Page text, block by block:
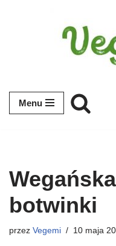
Menu
botwinki
przez Vegemi 10 maja